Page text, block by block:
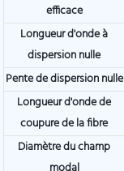
efficace
Longueur d'onde à
dispersion nulle
Pente de dispersion nulle
Longueur d'onde de
coupure de la fibre
Diamètre du champ